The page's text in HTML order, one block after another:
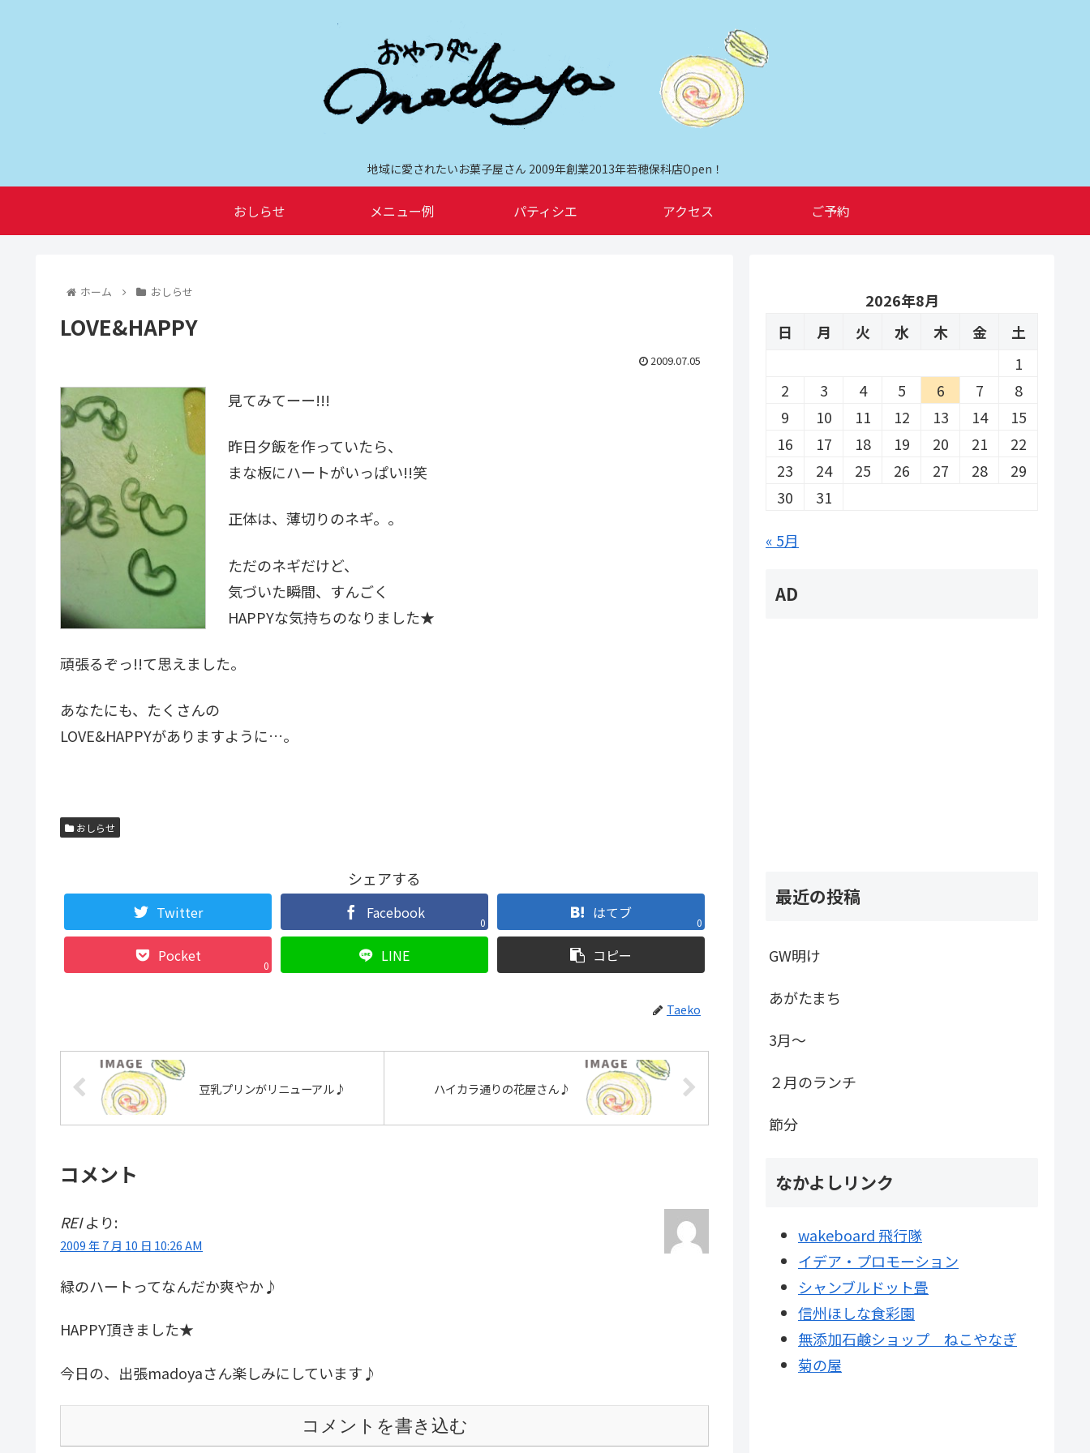
地域に愛されたいお菓子屋さん 2009年創業2013年若穂保科店Open！
おしらせ メニュー例 パティシエ アクセス ご予約
ホーム おしらせ
LOVE&HAPPY
2009.07.05
見てみてーー!!!
昨日夕飯を作っていたら、
まな板にハートがいっぱい!!笑
正体は、薄切りのネギ。。
ただのネギだけど、
気づいた瞬間、すんごく
HAPPYな気持ちのなりました★
頑張るぞっ!!て思えました。
あなたにも、たくさんの
LOVE&HAPPYがありますように…。
おしらせ
シェアする
Twitter Facebook
0
はてブ
0
Pocket
0
LINE コピー
Taeko
豆乳プリンがリニューアル♪ ハイカラ通りの花屋さん♪
コメント
REI より:
2009 年 7 月 10 日 10:26 AM
緑のハートってなんだか爽やか♪
HAPPY頂きました★
今日の、出張madoyaさん楽しみにしています♪
コメントを書き込む
2026年8月
日
月 火 水 木 金
土
1
2
3 4 5 6 7
8
9
10 11 12 13 14
15
16
17 18 19 20 21
22
23
24 25 26 27 28
29
30
31
« 5月
AD
最近の投稿
GW明け
あがたまち
3月～
２月のランチ
節分
なかよしリンク
wakeboard 飛行隊
イデア・プロモーション
シャンブルドット畳
信州ほしな食彩園
無添加石鹸ショップ ねこやなぎ
菊の屋